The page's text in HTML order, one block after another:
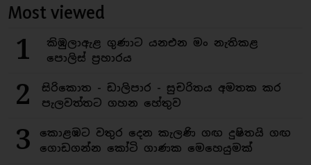
Most viewed
1
කිඹුලාඇළ ගුණාට යනඑන මං නැතිකළ
පොලිස් ප්‍රහාරය
2
සිරිකොත - ඩාලිපාර - සුචරිතය අමතක කර
පැලවත්තට ගහන හේතුව
3
කොළඹට වතුර දෙන කැලණි ගඟ දුෂිතයි ගඟ
ගොඩගන්න කෝටි ගාණක මෙහෙයුමක්